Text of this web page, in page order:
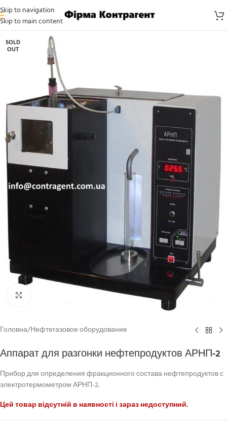
Skip to navigation
Skip to main content
SOLD
OUT
Головна/Нефтегазовое оборудование
Аппарат для разгонки нефтепродуктов АРНП-2
Прибор для определения фракционного состава нефтепродуктов с
электротермометром АРНП-2.
Цей товар відсутній в наявності і зараз недоступний.